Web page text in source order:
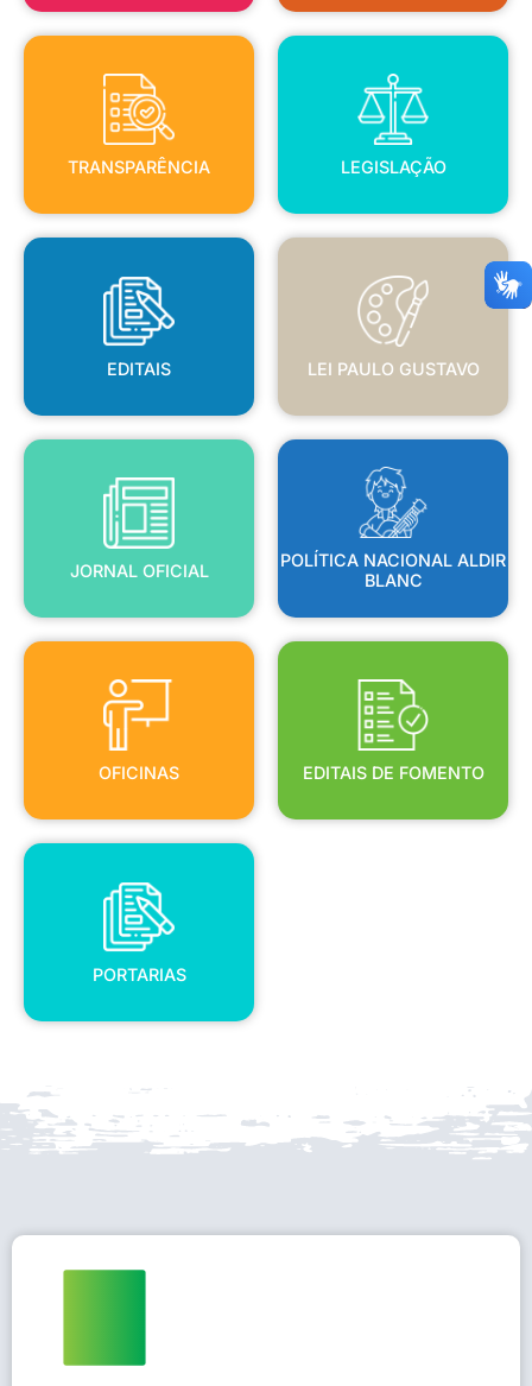
TRANSPARÊNCIA
TRANSPARÊNCIA
LEGISLAÇÃO
LEGISLAÇÃO
EDITAIS
EDITAIS
LEI PAULO GUSTAVO
LEI PAULO GUSTAVO
JORNAL OFICIAL
JORNAL OFICIAL
POLÍTICA NACIONAL ALDIR
BLANC
POLÍTICA NACIONAL ALDIR
BLANC
OFICINAS
OFICINAS
EDITAIS DE FOMENTO
EDITAIS DE FOMENTO
PORTARIAS
PORTARIAS